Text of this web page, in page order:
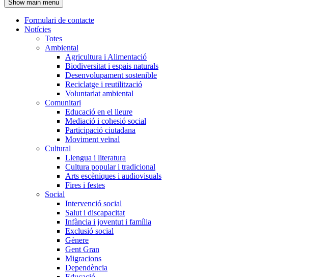
l'encapçalament
Show main menu
Navegació
principal
Formulari de contacte
Notícies
Totes
Ambiental
Agricultura i Alimentació
Biodiversitat i espais naturals
Desenvolupament sostenible
Reciclatge i reutilització
Voluntariat ambiental
Comunitari
Educació en el lleure
Mediació i cohesió social
Participació ciutadana
Moviment veïnal
Cultural
Llengua i literatura
Cultura popular i tradicional
Arts escèniques i audiovisuals
Fires i festes
Social
Intervenció social
Salut i discapacitat
Infància i joventut i família
Exclusió social
Gènere
Gent Gran
Migracions
Dependència